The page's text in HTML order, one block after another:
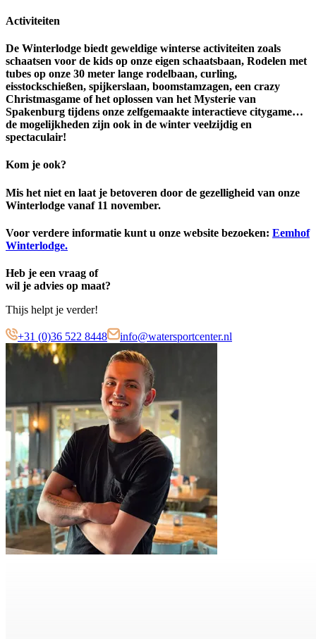
Activiteiten
De Winterlodge biedt geweldige winterse activiteiten zoals
schaatsen voor de kids op onze eigen schaatsbaan, Rodelen met
tubes op onze 30 meter lange rodelbaan, curling,
eisstockschießen, spijkerslaan, boomstamzagen, een crazy
Christmasgame of het oplossen van het Mysterie van
Spakenburg tijdens onze zelfgemaakte interactieve citygame…
de mogelijkheden zijn ook in de winter veelzijdig en
spectaculair!
Kom je ook?
Mis het niet en laat je betoveren door de gezelligheid van onze
Winterlodge vanaf 11 november.
Voor verdere informatie kunt u onze website bezoeken: Eemhof
Winterlodge.
Heb je een vraag of
wil je advies op maat?
Thijs helpt je verder!
+31 (0)36 522 8448 info@watersportcenter.nl